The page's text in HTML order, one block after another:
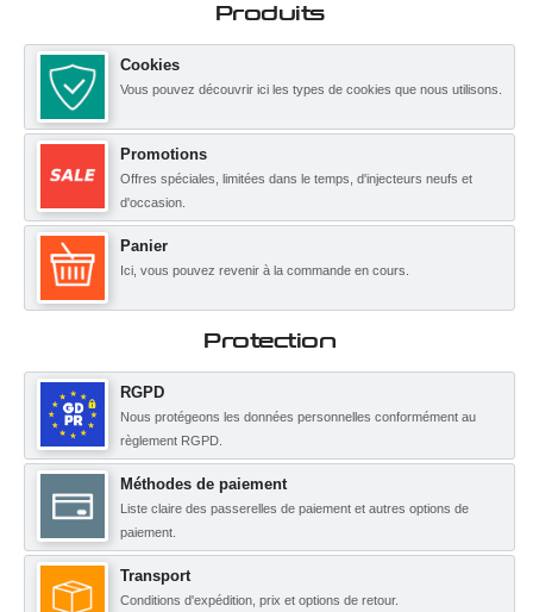
Produits
Cookies
Vous pouvez découvrir ici les types de cookies que nous utilisons.
Promotions
Offres spéciales, limitées dans le temps, d'injecteurs neufs et
d'occasion.
Panier
Ici, vous pouvez revenir à la commande en cours.
Protection
RGPD
Nous protégeons les données personnelles conformément au
règlement RGPD.
Méthodes de paiement
Liste claire des passerelles de paiement et autres options de
paiement.
Transport
Conditions d'expédition, prix et options de retour.